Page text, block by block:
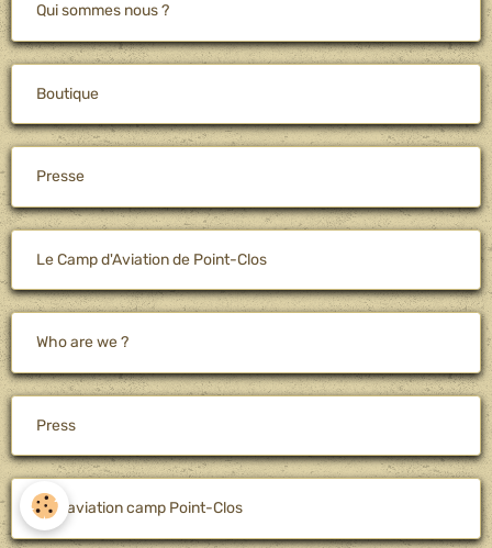
Qui sommes nous ?
Boutique
Presse
Le Camp d'Aviation de Point-Clos
Who are we ?
Press
The aviation camp Point-Clos